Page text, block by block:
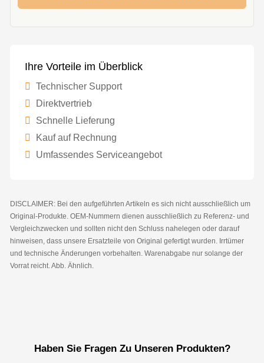
Ihre Vorteile im Überblick
Technischer Support
Direktvertrieb
Schnelle Lieferung
Kauf auf Rechnung
Umfassendes Serviceangebot
DISCLAIMER: Bei den aufgeführten Artikeln es sich nicht ausschließlich um
Original-Produkte. OEM-Nummern dienen ausschließlich zu Referenz- und
Vergleichzwecken und sollten nicht den Schluss nahelegen oder darauf
hinweisen, dass unsere Ersatzteile von Original gefertigt wurden. Irrtümer
und technische Änderungen vorbehalten. Warenabgabe nur solange der
Vorrat reicht. Abb. Ähnlich.
Haben Sie Fragen Zu Unseren Produkten?